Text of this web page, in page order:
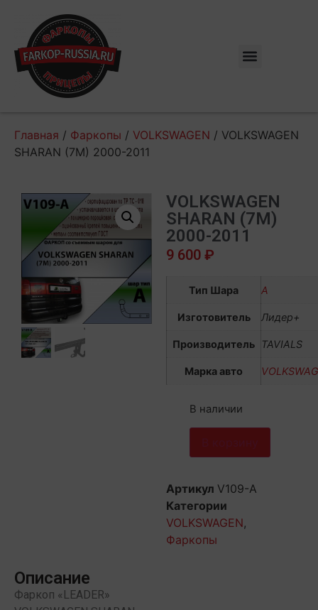
Главная / Фаркопы / VOLKSWAGEN / VOLKSWAGEN
SHARAN (7M) 2000-2011
VOLKSWAGEN
SHARAN (7M)
2000-2011
9 600 ₽
Тип Шара А
Изготовитель Лидер+
Производитель TAVIALS
Марка авто
В наличии
Артикул V109-A
Категории
VOLKSWAGEN,
Фаркопы
Описание
Фаркоп «LEADER»